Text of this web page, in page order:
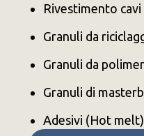
Rivestimento cavi
Granuli da
Granuli da
Granuli di
Adesivi (Hot melt)